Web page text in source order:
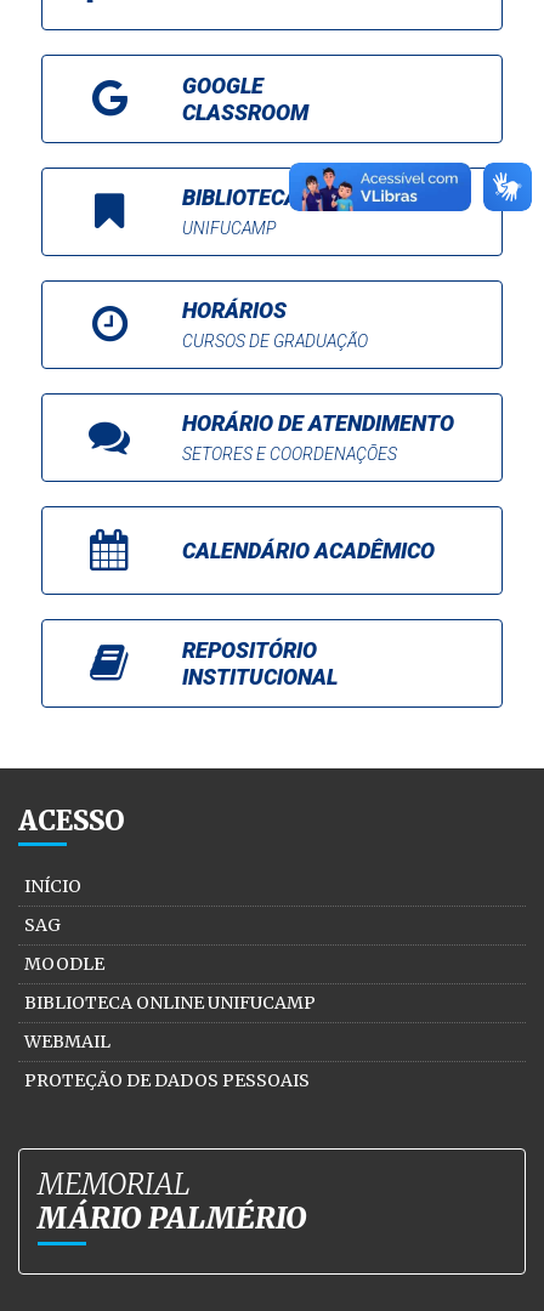
GOOGLE
CLASSROOM
BIBLIOTECA ONLINE
UNIFUCAMP
HORÁRIOS
CURSOS DE GRADUAÇÃO
HORÁRIO DE ATENDIMENTO
SETORES E COORDENAÇÕES
CALENDÁRIO ACADÊMICO
REPOSITÓRIO
INSTITUCIONAL
ACESSO
INÍCIO
SAG
MOODLE
BIBLIOTECA ONLINE UNIFUCAMP
WEBMAIL
PROTEÇÃO DE DADOS PESSOAIS
MEMORIAL
MÁRIO PALMÉRIO